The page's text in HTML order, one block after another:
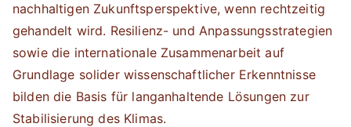
nachhaltigen Zukunftsperspektive, wenn rechtzeitig
gehandelt wird. Resilienz- und Anpassungsstrategien
sowie die internationale Zusammenarbeit auf
Grundlage solider wissenschaftlicher Erkenntnisse
bilden die Basis für langanhaltende Lösungen zur
Stabilisierung des Klimas.